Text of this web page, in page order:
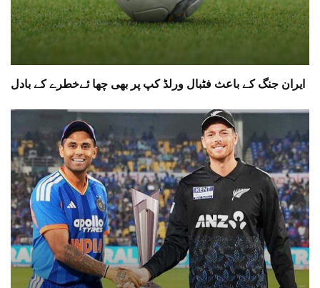
ایران جنگ کے باعث فٹبال ورلڈ کپ پر بھی چھا ئےخطرے کے بادل